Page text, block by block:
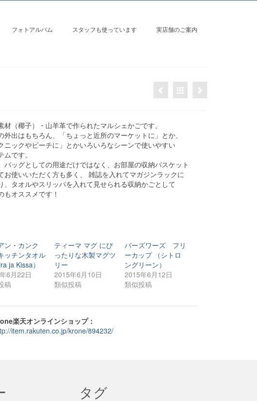
フォトアルバム スタッフも使っています 実店舗のご案内
材（椰子）・山羊革で作られたマルシェかごです。
外出はもちろん、「ちょっと近所のマーケットに」とか、
ニックやビーチに」とかいろいろなシーンで使いやすい
ムです。
バッグとしての用途だけではなく、お部屋の収納バスケット
お使いいただく方も多く、 雑誌を入れてマガジンラックに
、タオルやスリッパを入れて見せられる収納かごとして
もオススメです！
ン・カンク
チンタオル
ja Kissa）
6月22日
稿
ティーマ マグ にぴ
ったりな木製マグツ
リー
2015年6月10日
類似投稿
バーズワーズ フリ
ーカップ （シトロ
ングリーン）
2015年6月12日
類似投稿
楽天オンラインショップ：
item.rakuten.co.jp/krone/894232/
タグ